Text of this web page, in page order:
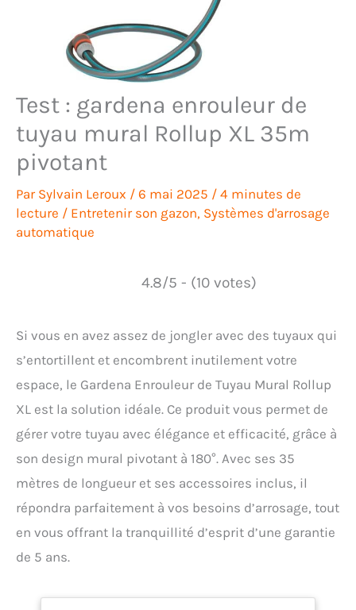
Test : gardena enrouleur de
tuyau mural Rollup XL 35m
pivotant
Par Sylvain Leroux / 6 mai 2025 / 4 minutes de
lecture / Entretenir son gazon, Systèmes d'arrosage
automatique
4.8/5 - (10 votes)
Si vous en avez assez de jongler avec des tuyaux qui
s’entortillent et encombrent inutilement votre
espace, le Gardena Enrouleur de Tuyau Mural Rollup
XL est la solution idéale. Ce produit vous permet de
gérer votre tuyau avec élégance et efficacité, grâce à
son design mural pivotant à 180°. Avec ses 35
mètres de longueur et ses accessoires inclus, il
répondra parfaitement à vos besoins d’arrosage, tout
en vous offrant la tranquillité d’esprit d’une garantie
de 5 ans.